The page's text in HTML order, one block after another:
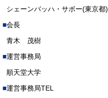
シェーンバッハ・サボー(東京都)
会長
青木 茂樹
運営事務局
順天堂大学
運営事務局TEL